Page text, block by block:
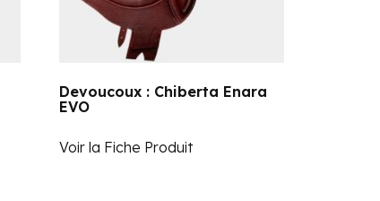
Devoucoux : Chiberta Enara
EVO
Voir la Fiche Produit